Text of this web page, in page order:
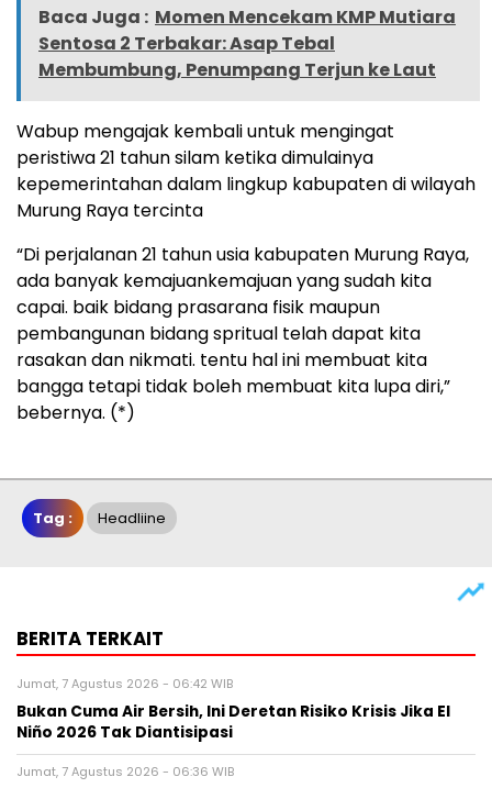
Baca Juga : Momen Mencekam KMP Mutiara
Sentosa 2 Terbakar: Asap Tebal
Membumbung, Penumpang Terjun ke Laut
Wabup mengajak kembali untuk mengingat
peristiwa 21 tahun silam ketika dimulainya
kepemerintahan dalam lingkup kabupaten di wilayah
Murung Raya tercinta
“Di perjalanan 21 tahun usia kabupaten Murung Raya,
ada banyak kemajuankemajuan yang sudah kita
capai. baik bidang prasarana fisik maupun
pembangunan bidang spritual telah dapat kita
rasakan dan nikmati. tentu hal ini membuat kita
bangga tetapi tidak boleh membuat kita lupa diri,”
bebernya. (*)
Tag : Headliine
BERITA TERKAIT
Jumat, 7 Agustus 2026 - 06:42 WIB
Bukan Cuma Air Bersih, Ini Deretan Risiko Krisis Jika El
Niño 2026 Tak Diantisipasi
Jumat, 7 Agustus 2026 - 06:36 WIB